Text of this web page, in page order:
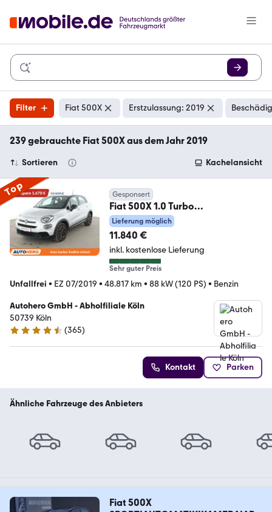
Filter Fiat 500X Erstzulassung: 2019
239 gebrauchte Fiat 500X aus dem Jahr 2019
Sortieren Kachelansicht
Top Gesponsert
Fiat 500X 1.0 Turbo
120th*TEMPO*PDC*SHZ*
Lieferung möglich
11.840 €
inkl. kostenlose Lieferung
Sehr guter Preis
Unfallfrei • EZ 07/2019 • 48.817 km • 88 kW (120 PS) • Benzin
Autohero GmbH - Abholfiliale Köln
50739 Köln
4.6 Sterne
(365)
Kontakt Parken
Ähnliche Fahrzeuge des Anbieters
Fiat 500X